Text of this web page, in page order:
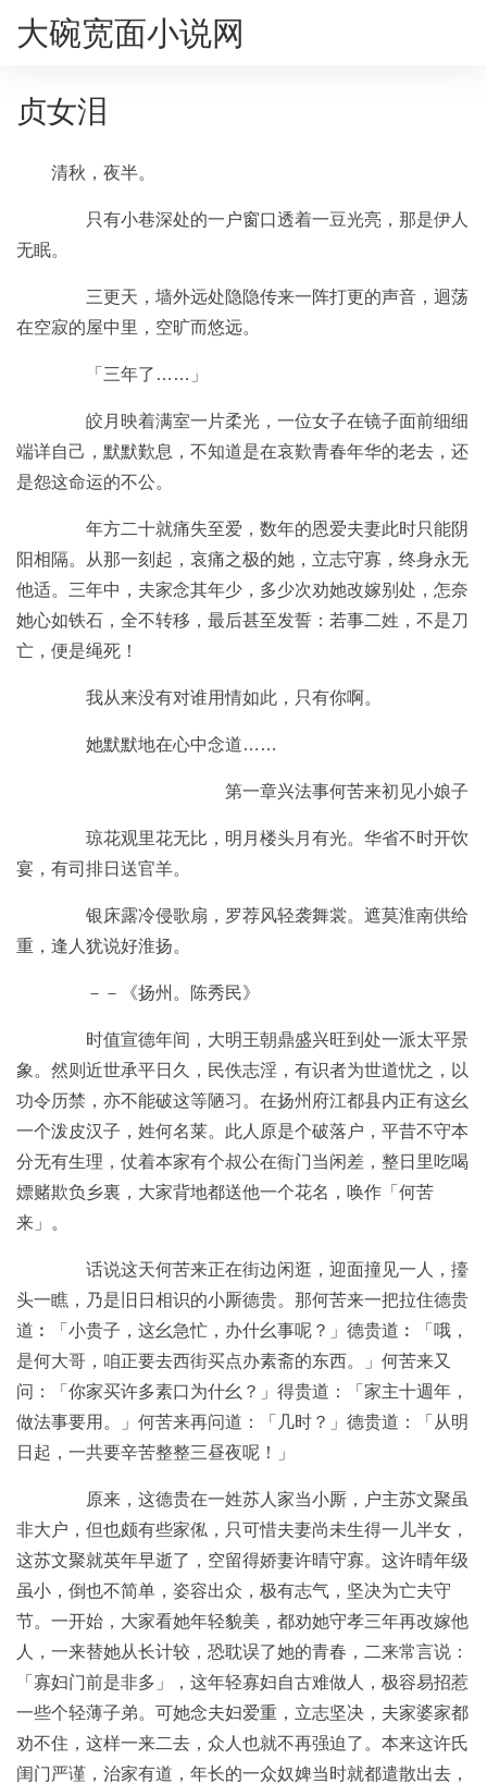
大碗宽面小说网
贞女泪
清秋，夜半。
只有小巷深处的一户窗口透着一豆光亮，那是伊人
无眠。
三更天，墙外远处隐隐传来一阵打更的声音，迴荡
在空寂的屋中里，空旷而悠远。
「三年了……」
皎月映着满室一片柔光，一位女子在镜子面前细细
端详自己，默默歎息，不知道是在哀歎青春年华的老去，还
是怨这命运的不公。
年方二十就痛失至爱，数年的恩爱夫妻此时只能阴
阳相隔。从那一刻起，哀痛之极的她，立志守寡，终身永无
他适。三年中，夫家念其年少，多少次劝她改嫁别处，怎奈
她心如铁石，全不转移，最后甚至发誓：若事二姓，不是刀
亡，便是绳死！
我从来没有对谁用情如此，只有你啊。
她默默地在心中念道……
第一章兴法事何苦来初见小娘子
琼花观里花无比，明月楼头月有光。华省不时开饮
宴，有司排日送官羊。
银床露冷侵歌扇，罗荐风轻袭舞裳。遮莫淮南供给
重，逢人犹说好淮扬。
－－《扬州。陈秀民》
时值宣德年间，大明王朝鼎盛兴旺到处一派太平景
象。然则近世承平日久，民佚志淫，有识者为世道忧之，以
功令历禁，亦不能破这等陋习。在扬州府江都县内正有这幺
一个泼皮汉子，姓何名莱。此人原是个破落户，平昔不守本
分无有生理，仗着本家有个叔公在衙门当闲差，整日里吃喝
嫖赌欺负乡裏，大家背地都送他一个花名，唤作「何苦
来」。
话说这天何苦来正在街边闲逛，迎面撞见一人，擡
头一瞧，乃是旧日相识的小厮德贵。那何苦来一把拉住德贵
道︰「小贵子，这幺急忙，办什幺事呢？」德贵道︰「哦，
是何大哥，咱正要去西街买点办素斋的东西。」何苦来又
问：「你家买许多素口为什幺？」得贵道：「家主十週年，
做法事要用。」何苦来再问道：「几时？」德贵道：「从明
日起，一共要辛苦整整三昼夜呢！」
原来，这德贵在一姓苏人家当小厮，户主苏文聚虽
非大户，但也颇有些家俬，只可惜夫妻尚未生得一儿半女，
这苏文聚就英年早逝了，空留得娇妻许晴守寡。这许晴年级
虽小，倒也不简单，姿容出众，极有志气，坚决为亡夫守
节。一开始，大家看她年轻貌美，都劝她守孝三年再改嫁他
人，一来替她从长计较，恐耽误了她的青春，二来常言说：
「寡妇门前是非多」，这年轻寡妇自古难做人，极容易招惹
一些个轻薄子弟。可她念夫妇爱重，立志坚决，夫家婆家都
劝不住，这样一来二去，众人也就不再强迫了。本来这许氏
闺门严谨，治家有道，年长的一众奴婢当时就都遣散出去，